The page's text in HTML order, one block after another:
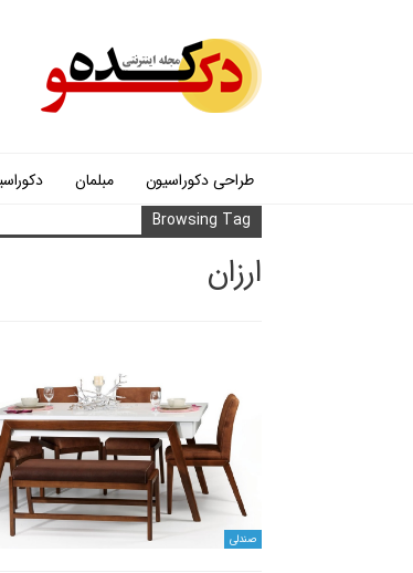
طراحی دکوراسیون مبلمان
Browsing Tag
ارزان
صندلی